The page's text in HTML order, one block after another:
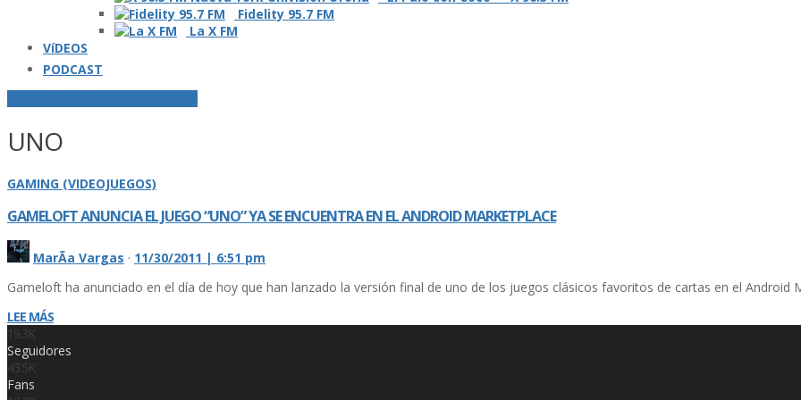
Fidelity 95.7 FM
La X FM
VíDEOS
PODCAST
UNO
GAMING (VIDEOJUEGOS)
GAMELOFT ANUNCIA EL JUEGO “UNO” YA SE ENCUENTRA EN EL ANDROID MARKETPLACE
MarÃ­a Vargas · 11/30/2011 | 6:51 pm
Gameloft ha anunciado en el dí­a de hoy que han lanzado la versión final de uno de los juegos clásicos favoritos de cartas en el Android
LEE MÁS
19.3K
Seguidores
43.5K
Fans